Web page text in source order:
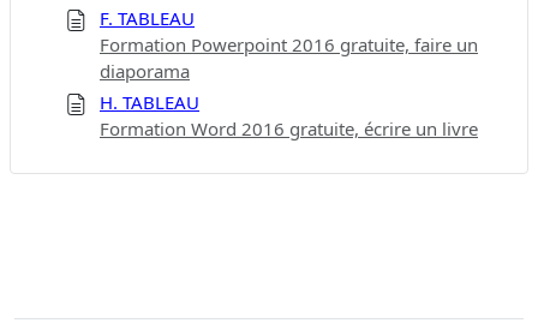
F. TABLEAU
Formation Powerpoint 2016 gratuite, faire un
diaporama
H. TABLEAU
Formation Word 2016 gratuite, écrire un livre